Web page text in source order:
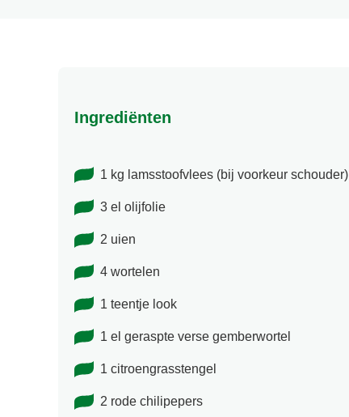
Ingrediënten
1 kg lamsstoofvlees (bij voorkeur schouder)
3 el olijfolie
2 uien
4 wortelen
1 teentje look
1 el geraspte verse gemberwortel
1 citroengrasstengel
2 rode chilipepers